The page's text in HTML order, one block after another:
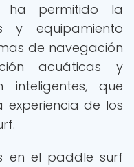
ha permitido la
y equipamiento
de navegación
acuáticas y
inteligentes, que
de los
en el paddle surf